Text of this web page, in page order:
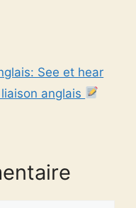
See et hear
anglais